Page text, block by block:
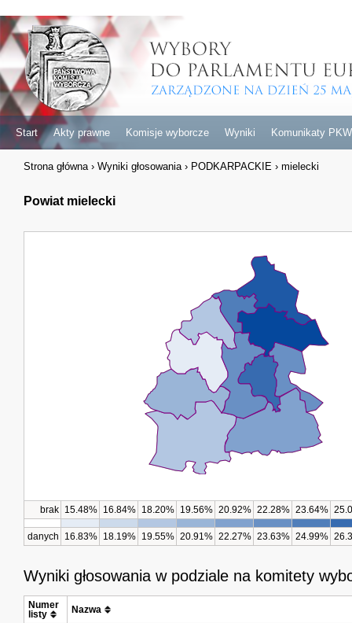
Start Akty prawne Komisje wyborcze Wyniki Komunikaty PKW
Strona główna › Wyniki głosowania › PODKARPACKIE › mielecki
Powiat mielecki
brak 15.48% 16.84% 18.20% 19.56% 20.92% 22.28% 23.64%
danych 16.83% 18.19% 19.55% 20.91% 22.27% 23.63% 24.99%
Wyniki głosowania w podziale na komitety
Numer
listy
Nazwa